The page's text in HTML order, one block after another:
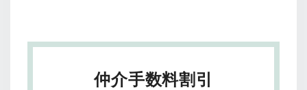
仲介手数料割引